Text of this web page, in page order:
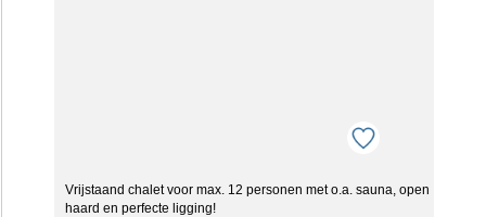
Vrijstaand chalet voor max. 12 personen met o.a. sauna, open
haard en perfecte ligging!